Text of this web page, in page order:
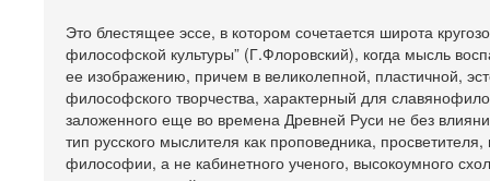
Это блестящее эссе, в котором сочетается широта
философской культуры” (Г.Флоровский), когда мысль
ее изображению, причем в великолепной, пластичной,
философского творчества, характерный для
заложенного еще во времена Древней Руси не без
тип русского мыслителя как проповедника,
философии, а не кабинетного ученого, высокоумного